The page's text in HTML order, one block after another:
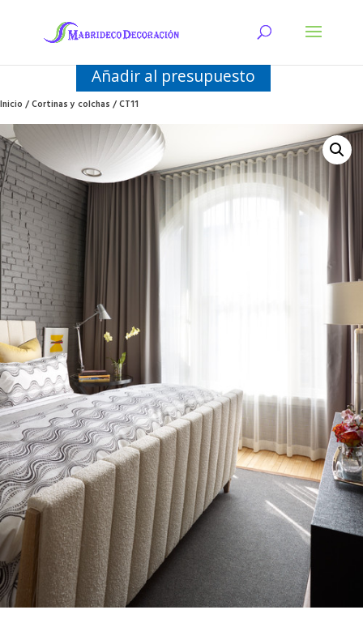
Añadir al presupuesto
Inicio/Cortinas y colchas/ CT11